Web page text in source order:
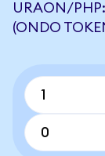
URAON/
(ONDO